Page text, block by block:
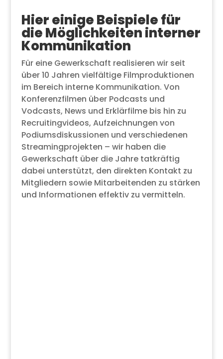
Hier einige Beispiele für
die Möglichkeiten interner
Kommunikation
Für eine Gewerkschaft realisieren wir seit
über 10 Jahren vielfältige Filmproduktionen
im Bereich interne Kommunikation. Von
Konferenzfilmen über Podcasts und
Vodcasts, News und Erklärfilme bis hin zu
Recruitingvideos, Aufzeichnungen von
Podiumsdiskussionen und verschiedenen
Streamingprojekten – wir haben die
Gewerkschaft über die Jahre tatkräftig
dabei unterstützt, den direkten Kontakt zu
Mitgliedern sowie Mitarbeitenden zu stärken
und Informationen effektiv zu vermitteln.